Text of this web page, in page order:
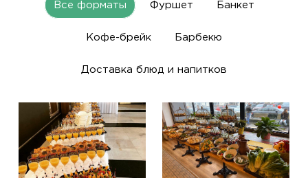
Все форматы Фуршет Банкет
Кофе-брейк Барбекю
Доставка блюд и напитков